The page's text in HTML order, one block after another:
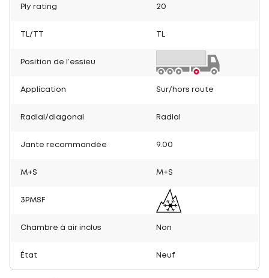
Ply rating 20
TL/TT
Position de l’essieu
Application Sur/hors route
Radial/diagonal Radial
Jante recommandée 9.00
M+S M+S
3PMSF
Chambre à air inclus Non
État Neuf